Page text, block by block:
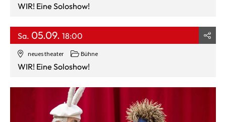
WIR! Eine Soloshow!
neues theater Bühne
Sa. 05.09. 18:00
WIR! Eine Soloshow!